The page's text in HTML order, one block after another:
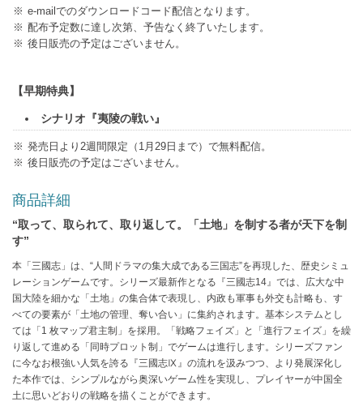
e-mailでのダウンロードコード配信となります。
配布予定数に達し次第、予告なく終了いたします。
後日販売の予定はございません。
【早期特典】
シナリオ『夷陵の戦い』
発売日より2週間限定（1月29日まで）で無料配信。
後日販売の予定はございません。
商品詳細
“取って、取られて、取り返して。「土地」を制する者が天下を制
す”
本「三國志」は、“人間ドラマの集大成である三国志”を再現した、歴史シミュ
レーションゲームです。シリーズ最新作となる『三國志14』では、広大な中
国大陸を細かな「土地」の集合体で表現し、内政も軍事も外交も計略も、す
べての要素が「土地の管理、奪い合い」に集約されます。基本システムとし
ては「1 枚マップ君主制」を採用。「戦略フェイズ」と「進行フェイズ」を繰
り返して進める「同時プロット制」でゲームは進行します。シリーズファン
に今なお根強い人気を誇る『三國志Ⅸ』の流れを汲みつつ、より発展深化し
た本作では、シンプルながら奥深いゲーム性を実現し、プレイヤーが中国全
土に思いどおりの戦略を描くことができます。